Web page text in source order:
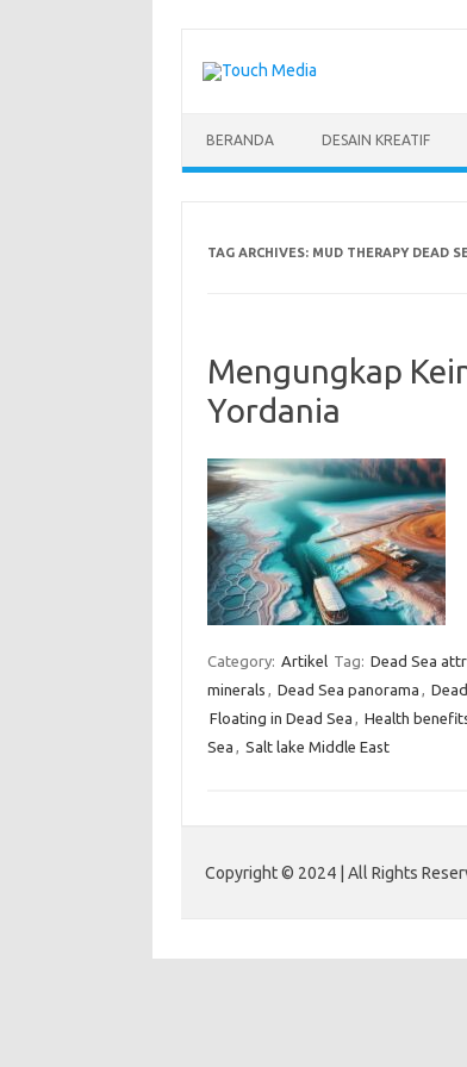
content
BERANDA DESAIN KREATIF
TAG ARCHIVES: MUD THERAPY DEAD
Mengungkap
Yordania
Category: Artikel Tag: Dead Sea
minerals , Dead Sea panorama ,
Floating in Dead Sea , Health
Sea , Salt lake Middle East
Copyright © 2024 | All Rights